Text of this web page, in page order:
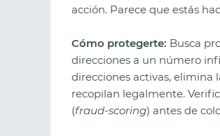
acción. Parece que estás
Cómo protegerte: Busca
direcciones a un número
direcciones activas, elimina
recopilan legalmente.
(fraud-scoring) antes de